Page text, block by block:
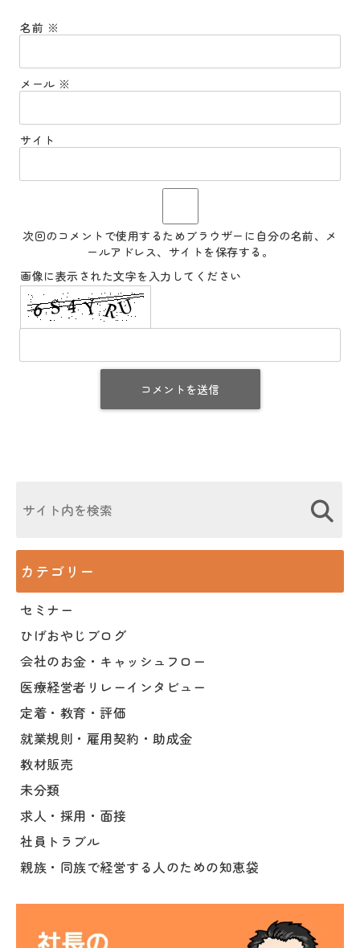
名前 ※
メール ※
サイト
次回のコメントで使用するためブラウザーに自分の名前、メ
ールアドレス、サイトを保存する。
画像に表示された文字を入力してください
カテゴリー
セミナー
ひげおやじブログ
会社のお金・キャッシュフロー
医療経営者リレーインタビュー
定着・教育・評価
就業規則・雇用契約・助成金
教材販売
未分類
求人・採用・面接
社員トラブル
親族・同族で経営する人のための知恵袋